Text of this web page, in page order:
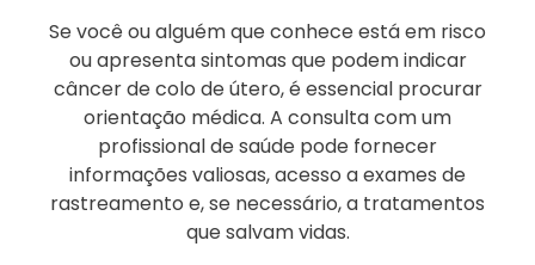
Se você ou alguém que conhece está em risco
ou apresenta sintomas que podem indicar
câncer de colo de útero, é essencial procurar
orientação médica. A consulta com um
profissional de saúde pode fornecer
informações valiosas, acesso a exames de
rastreamento e, se necessário, a tratamentos
que salvam vidas.